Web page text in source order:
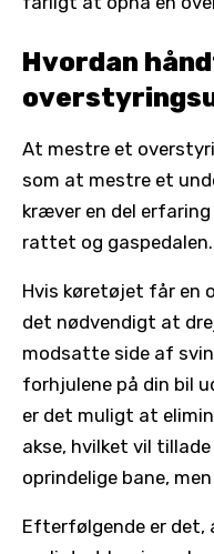
Hvordan
At mestre et
som at mestre et
kræver en del
rattet og gaspedalen.
Hvis køretøjet får en
det nødvendigt at
modsatte side af
forhjulene på din bil
er det muligt at
akse, hvilket vil
oprindelige bane,
Efterfølgende er